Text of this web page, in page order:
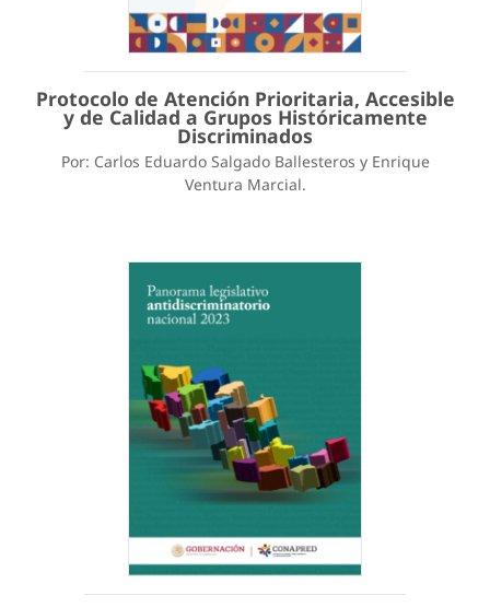
Protocolo de Atención Prioritaria, Accesible
y de Calidad a Grupos Históricamente
Discriminados
Por: Carlos Eduardo Salgado Ballesteros y Enrique
Ventura Marcial.